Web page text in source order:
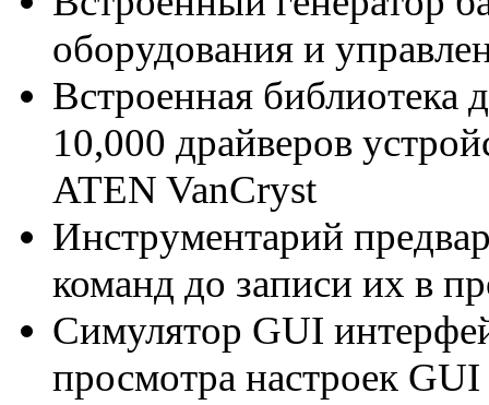
оборудования и
Встроенная библиотека
10,000 драйверов
ATEN VanCryst
Инструментарий
команд до записи их в
Симулятор GUI
просмотра настроек